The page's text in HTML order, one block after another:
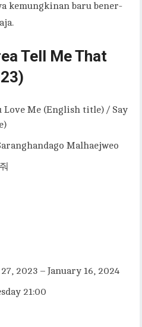
kemungkinan baru bener-
Tell Me That
Love Me (English title) / Say
Malhaejweo
2023 – January 16, 2024
21:00